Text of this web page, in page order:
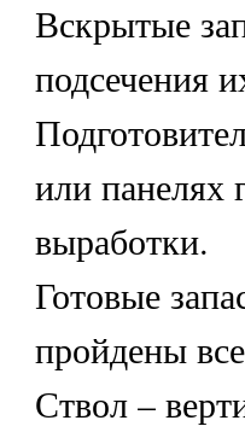
Вскрытые
подсечения
или панелях
выработки.
Готовые
пройдены
Ствол –